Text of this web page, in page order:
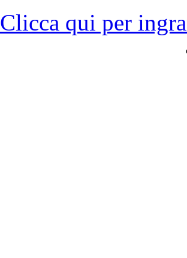
Clicca qui per